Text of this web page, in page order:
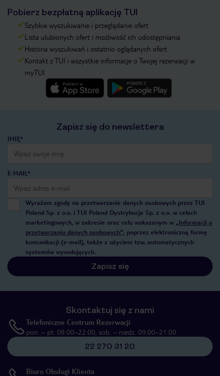
Pobierz bezpłatną aplikację TUI
Szybkie wyszukiwanie i przeglądanie ofert
Lista ulubionych ofert i możliwość ich udostępniania
Historia wyszukiwań i ostatnio oglądanych ofert
Kontakt z TUI i wszystkie informacje o Twojej rezerwacji w
myTUI
Zapisz się do newslettera
IMIĘ*
E-MAIL*
Wyrażam zgodę na przetwarzanie danych osobowych przez TUI
Poland Sp. z o.o. i TUI Poland Dystrybucja Sp. z o.o. w celach
marketingowych, w zakresie oraz celu wskazanym w „Informacji o
przetwarzaniu danych osobowych”, poprzez elektroniczną formę
komunikacji (e-mail), także z użyciem tzw. automatycznych
systemów wywołujących.
Zapisz się
Skontaktuj się z nami
Telefoniczne Centrum Rezerwacji
pon. – pt. 08:00–22:00, sob. – niedz. 09:00–21:00
22 270 31 20
Biuro Obsługi Klienta